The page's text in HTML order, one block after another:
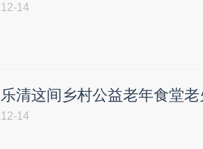
12-14
乐清这间乡村公益老年食堂
12-14